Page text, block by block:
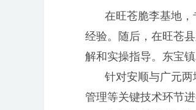
在旺苍脆李基地
经验。随后，在旺苍
解和实操指导。东宝
针对安顺与广元
管理等关键技术环节